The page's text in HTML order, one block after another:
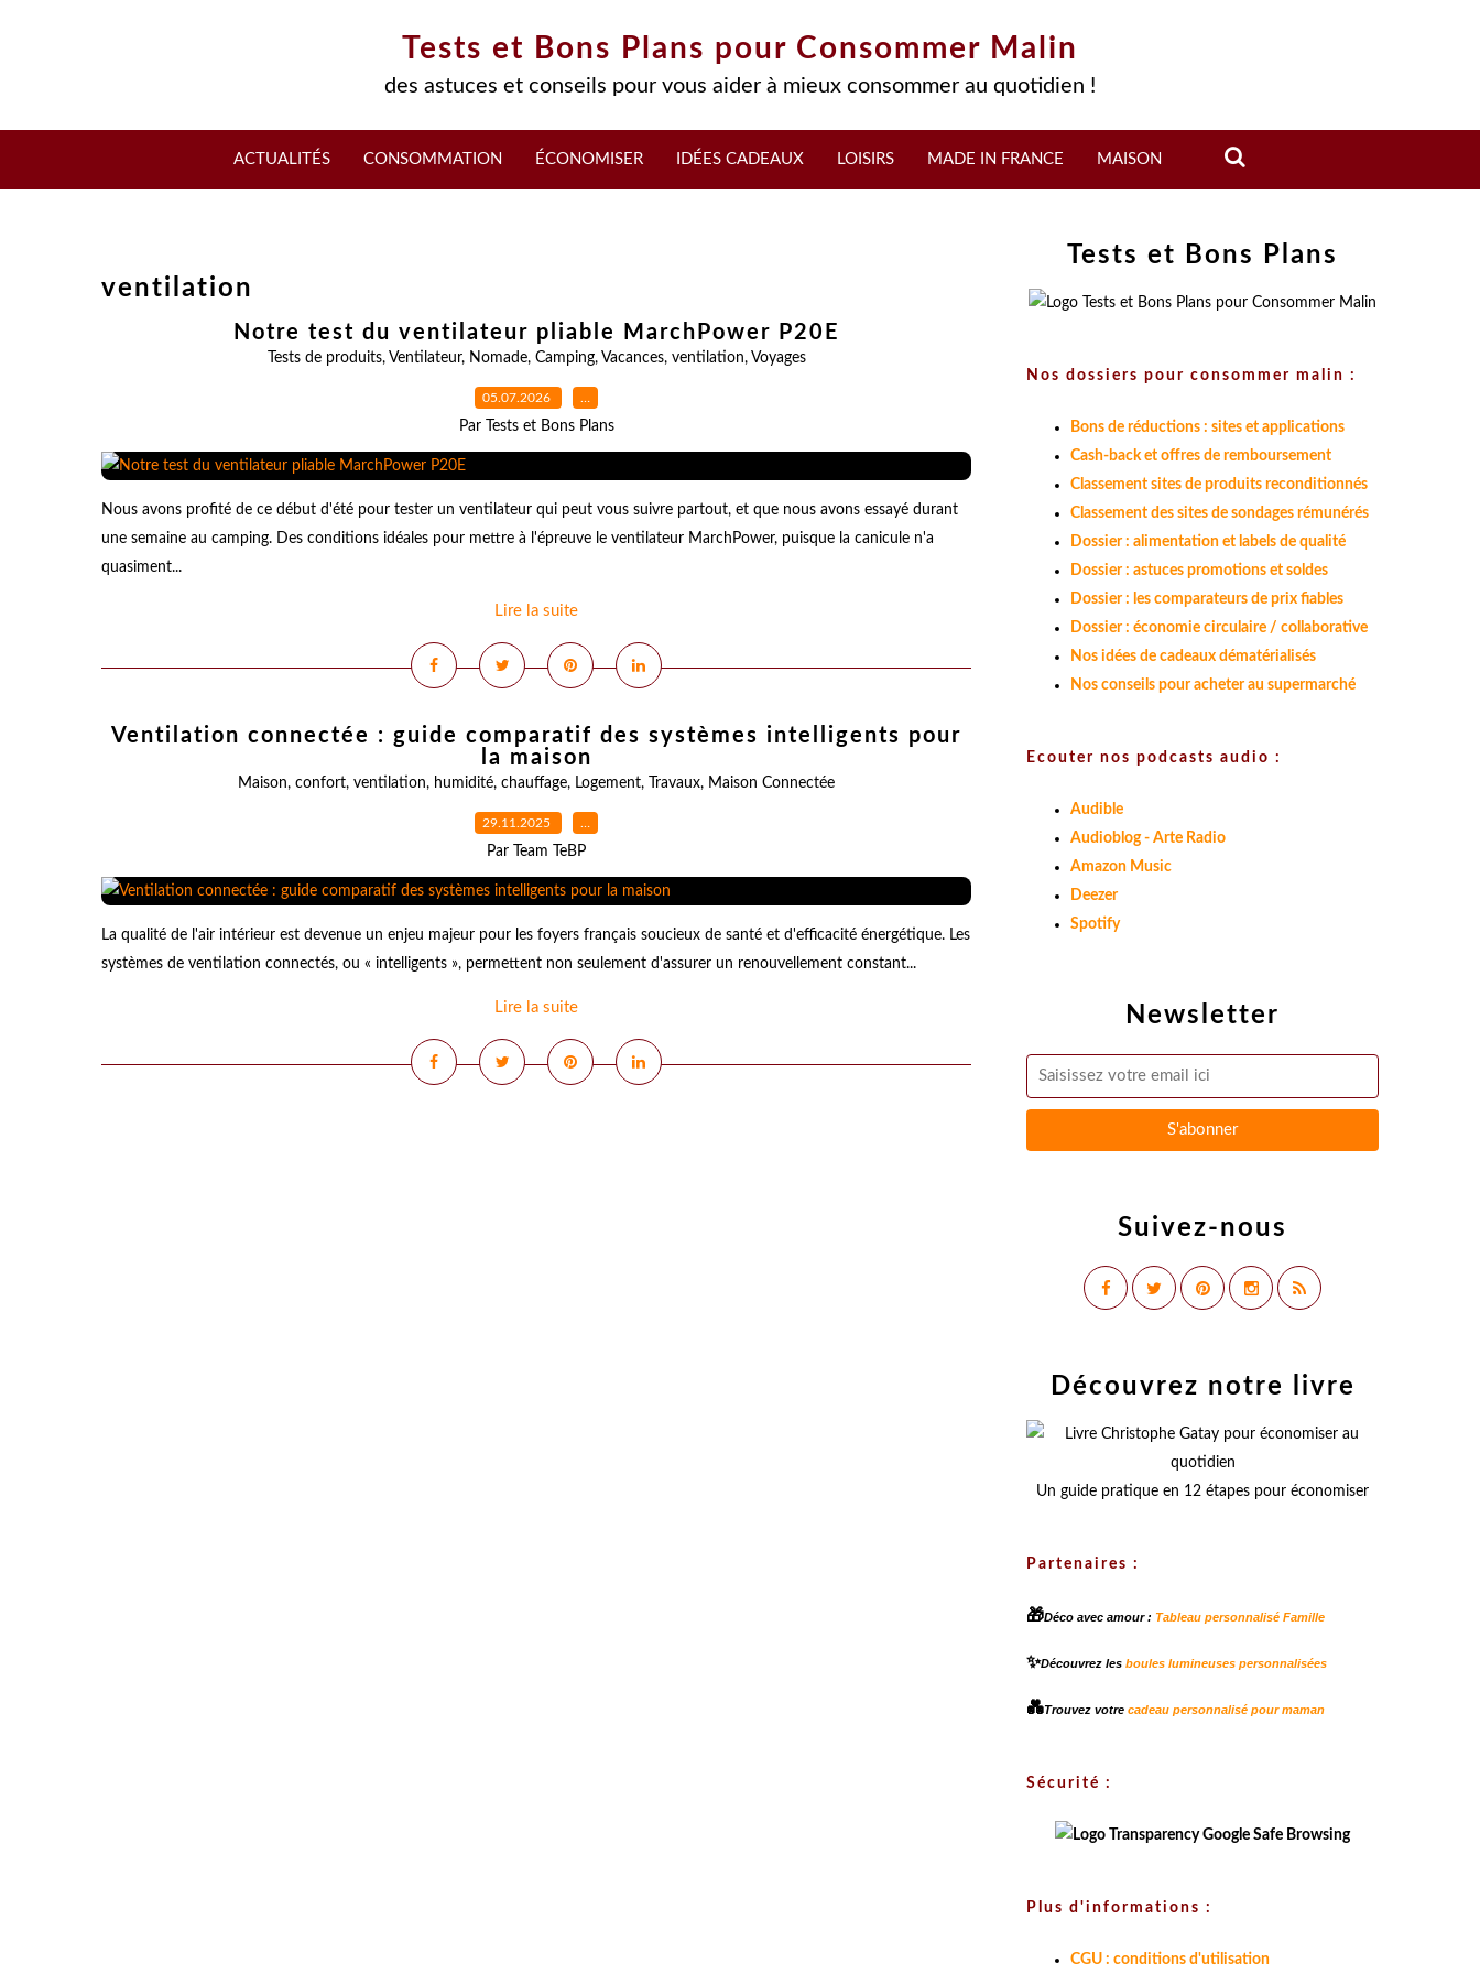
Tests et Bons Plans pour Consommer Malin
des astuces et conseils pour vous aider à mieux consommer au quotidien !
ACTUALITÉS CONSOMMATION ÉCONOMISER IDÉES CADEAUX LOISIRS MADE IN FRANCE MAISON
ventilation
Notre test du ventilateur pliable MarchPower P20E
Tests de produits, Ventilateur, Nomade, Camping, Vacances, ventilation, Voyages
05.07.2026 …
Par Tests et Bons Plans
Nous avons profité de ce début d'été pour tester un ventilateur qui peut vous suivre partout, et que nous avons essayé durant
une semaine au camping. Des conditions idéales pour mettre à l'épreuve le ventilateur MarchPower, puisque la canicule n'a
quasiment...
Lire la suite
Ventilation connectée : guide comparatif des systèmes intelligents pour
la maison
Maison, confort, ventilation, humidité, chauffage, Logement, Travaux, Maison Connectée
29.11.2025 …
Par Team TeBP
La qualité de l'air intérieur est devenue un enjeu majeur pour les foyers français soucieux de santé et d'efficacité énergétique. Les
systèmes de ventilation connectés, ou « intelligents », permettent non seulement d'assurer un renouvellement constant...
Lire la suite Newsletter
Suivez-nous
Tests et Bons Plans
Nos dossiers pour consommer malin :
Bons de réductions : sites et applications
Cash-back et offres de remboursement
Classement sites de produits reconditionnés
Classement des sites de sondages rémunérés
Dossier : alimentation et labels de qualité
Dossier : astuces promotions et soldes
Dossier : les comparateurs de prix fiables
Dossier : économie circulaire / collaborative
Nos idées de cadeaux dématérialisés
Nos conseils pour acheter au supermarché
Ecouter nos podcasts audio :
Audible
Audioblog - Arte Radio
Amazon Music
Deezer
Spotify
Découvrez notre livre
Un guide pratique en 12 étapes pour économiser
Partenaires :
🎁Déco avec amour : Tableau personnalisé Famille
✨Découvrez les boules lumineuses personnalisées
💑Trouvez votre cadeau personnalisé pour maman
Sécurité :
Plus d'informations :
CGU : conditions d'utilisation